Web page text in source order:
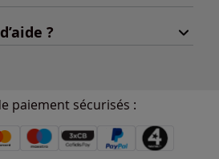
?
paiement sécurisés :